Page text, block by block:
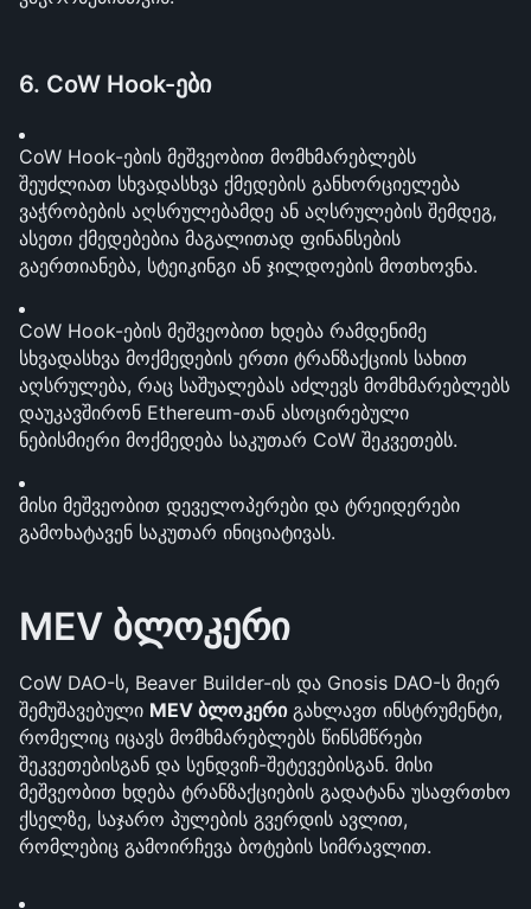
6. CoW Hook-ები
CoW Hook-ების მეშვეობით მომხმარებლებს
შეუძლიათ სხვადასხვა ქმედების განხორციელება
ვაჭრობების აღსრულებამდე ან აღსრულების შემდეგ,
ასეთი ქმედებებია მაგალითად ფინანსების
გაერთიანება, სტეიკინგი ან ჯილდოების მოთხოვნა.
CoW Hook-ების მეშვეობით ხდება რამდენიმე
სხვადასხვა მოქმედების ერთი ტრანზაქციის სახით
აღსრულება, რაც საშუალებას აძლევს მომხმარებლებს
დაუკავშირონ Ethereum-თან ასოცირებული
ნებისმიერი მოქმედება საკუთარ CoW შეკვეთებს.
მისი მეშვეობით დეველოპერები და ტრეიდერები
გამოხატავენ საკუთარ ინიციატივას.
MEV ბლოკერი
CoW DAO-ს, Beaver Builder-ის და Gnosis DAO-ს მიერ
შემუშავებული MEV ბლოკერი გახლავთ ინსტრუმენტი,
რომელიც იცავს მომხმარებლებს წინსმწრები
შეკვეთებისგან და სენდვიჩ-შეტევებისგან. მისი
მეშვეობით ხდება ტრანზაქციების გადატანა უსაფრთხო
ქსელზე, საჯარო პულების გვერდის ავლით,
რომლებიც გამოირჩევა ბოტების სიმრავლით.